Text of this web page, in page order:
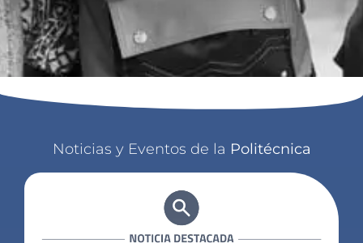
Noticias y Eventos de la Politécnica